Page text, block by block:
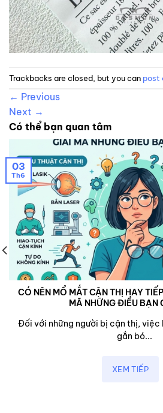
Trackbacks are closed, but you can post
← Previous
Next →
Có thể bạn quan tâm
CÓ NÊN MỔ MẮT CẬN THỊ HAY
MÃ NHỮNG ĐIỀU BẠN
Đối với những người bị cận thị,
gắn bó...
XEM TIẾP
03
Th6